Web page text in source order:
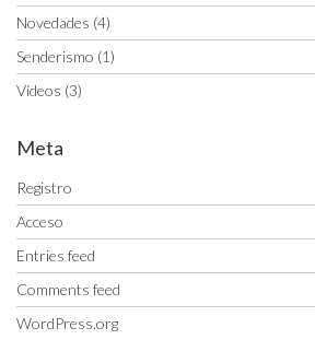
Novedades (4)
Senderismo (1)
Vídeos (3)
Meta
Registro
Acceso
Entries feed
Comments feed
WordPress.org